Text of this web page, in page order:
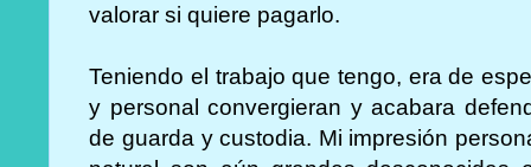
valorar si quiere pagarlo.
Teniendo el trabajo que tengo, era de
y personal convergieran y acabara
de guarda y custodia. Mi impresión